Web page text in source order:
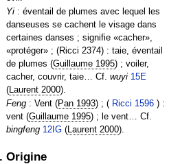
Yi : éventail de plumes avec lequel les
danseuses se cachent le visage dans
certaines danses ; signifie «cacher»,
«protéger» ; (Ricci 2374) : taie, éventail
de plumes (Guillaume 1995) ; voiler,
cacher, couvrir, taie… Cf.wuyi 15E
( Laurent 2000).
Feng : Vent (Pan 1993) ; ( Ricci 1596 ) :
vent (Guillaume 1995) ; le vent… Cf.
bingfeng 12IG ( Laurent 2000).
Origine